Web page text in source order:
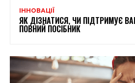
ІННОВАЦІЇ
ЯК ДІЗНАТИСЯ, ЧИ ПІДТРИМУЄ
ПОВНИЙ ПОСІБНИК